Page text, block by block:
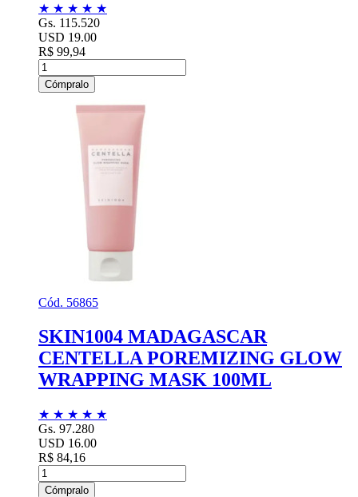
★ ★ ★ ★ ★
Gs. 115.520
USD 19.00
R$ 99,94
Cómpralo
Cód. 56865
SKIN1004 MADAGASCAR
CENTELLA POREMIZING GLOW
WRAPPING MASK 100ML
★ ★ ★ ★ ★
Gs. 97.280
USD 16.00
R$ 84,16
Cómpralo